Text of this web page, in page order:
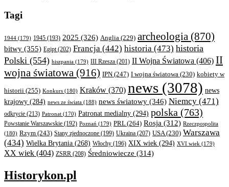
Tagi
1944 (179) 1945 (193) 2025 (326) Anglia (229) archeologia (870)
bitwy (355) Egipt(202) Francja (442) historia (473) historia
Polski (554) hiszpania (179) III Rzesza (201) II Wojna Światowa (406) II
wojna światowa (916) IPN (247) I wojna światowa (230) kobiety w
historii (255) Konkurs (180) Kraków (370) news (3078) news
krajowy (284) news ze świata (188) news światowy (346) Niemcy (471)
odkrycie (213) Patronat (170) Patronat medialny (294) polska (763)
Powstanie Warszawskie (192) Poznań (179) PRL(264) Rosja (312) Rzeczpospolita
(180) Rzym (243) Stany zjednoczone (199) Ukraina (207) USA(230) Warszawa
(434) Wielka Brytania (268) Włochy (196) XIX wiek (294) XVI wiek (179)
XX wiek (404) ZSRR (208) Średniowiecze (314)
Historykon.pl